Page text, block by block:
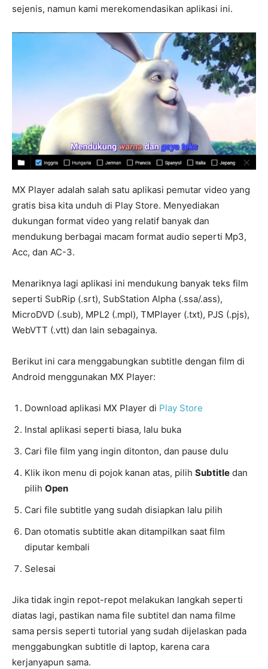
sejenis, namun kami merekomendasikan aplikasi ini.
MX Player adalah salah satu aplikasi pemutar video yang
gratis bisa kita unduh di Play Store. Menyediakan
dukungan format video yang relatif banyak dan
mendukung berbagai macam format audio seperti Mp3,
Acc, dan AC-3.
Menariknya lagi aplikasi ini mendukung banyak teks film
seperti SubRip (.srt), SubStation Alpha (.ssa/.ass),
MicroDVD (.sub), MPL2 (.mpl), TMPlayer (.txt), PJS (.pjs),
WebVTT (.vtt) dan lain sebagainya.
Berikut ini cara menggabungkan subtitle dengan film di
Android menggunakan MX Player:
Download aplikasi MX Player di Play Store
Instal aplikasi seperti biasa, lalu buka
Cari file film yang ingin ditonton, dan pause dulu
Klik ikon menu di pojok kanan atas, pilih Subtitle dan
pilih Open
Cari file subtitle yang sudah disiapkan lalu pilih
Dan otomatis subtitle akan ditampilkan saat film
diputar kembali
Selesai
Jika tidak ingin repot-repot melakukan langkah seperti
diatas lagi, pastikan nama file subtitel dan nama filme
sama persis seperti tutorial yang sudah dijelaskan pada
menggabungkan subtitle di laptop, karena cara
kerjanyapun sama.